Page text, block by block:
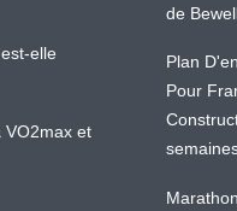
elle
VO2max et
de
Plan
Pour